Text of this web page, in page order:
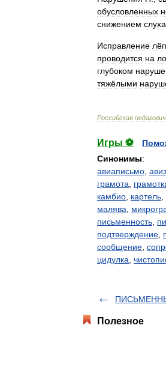
обусловленных
снижением слуха
Исправление
проводится на
глубоком
тяжёлыми
Российская
Игры ⚽
Синонимы:
авиаписьмо
грамота
камбио картель
малява
письменность
подтверждение
сообщение
цидулка
Полезное